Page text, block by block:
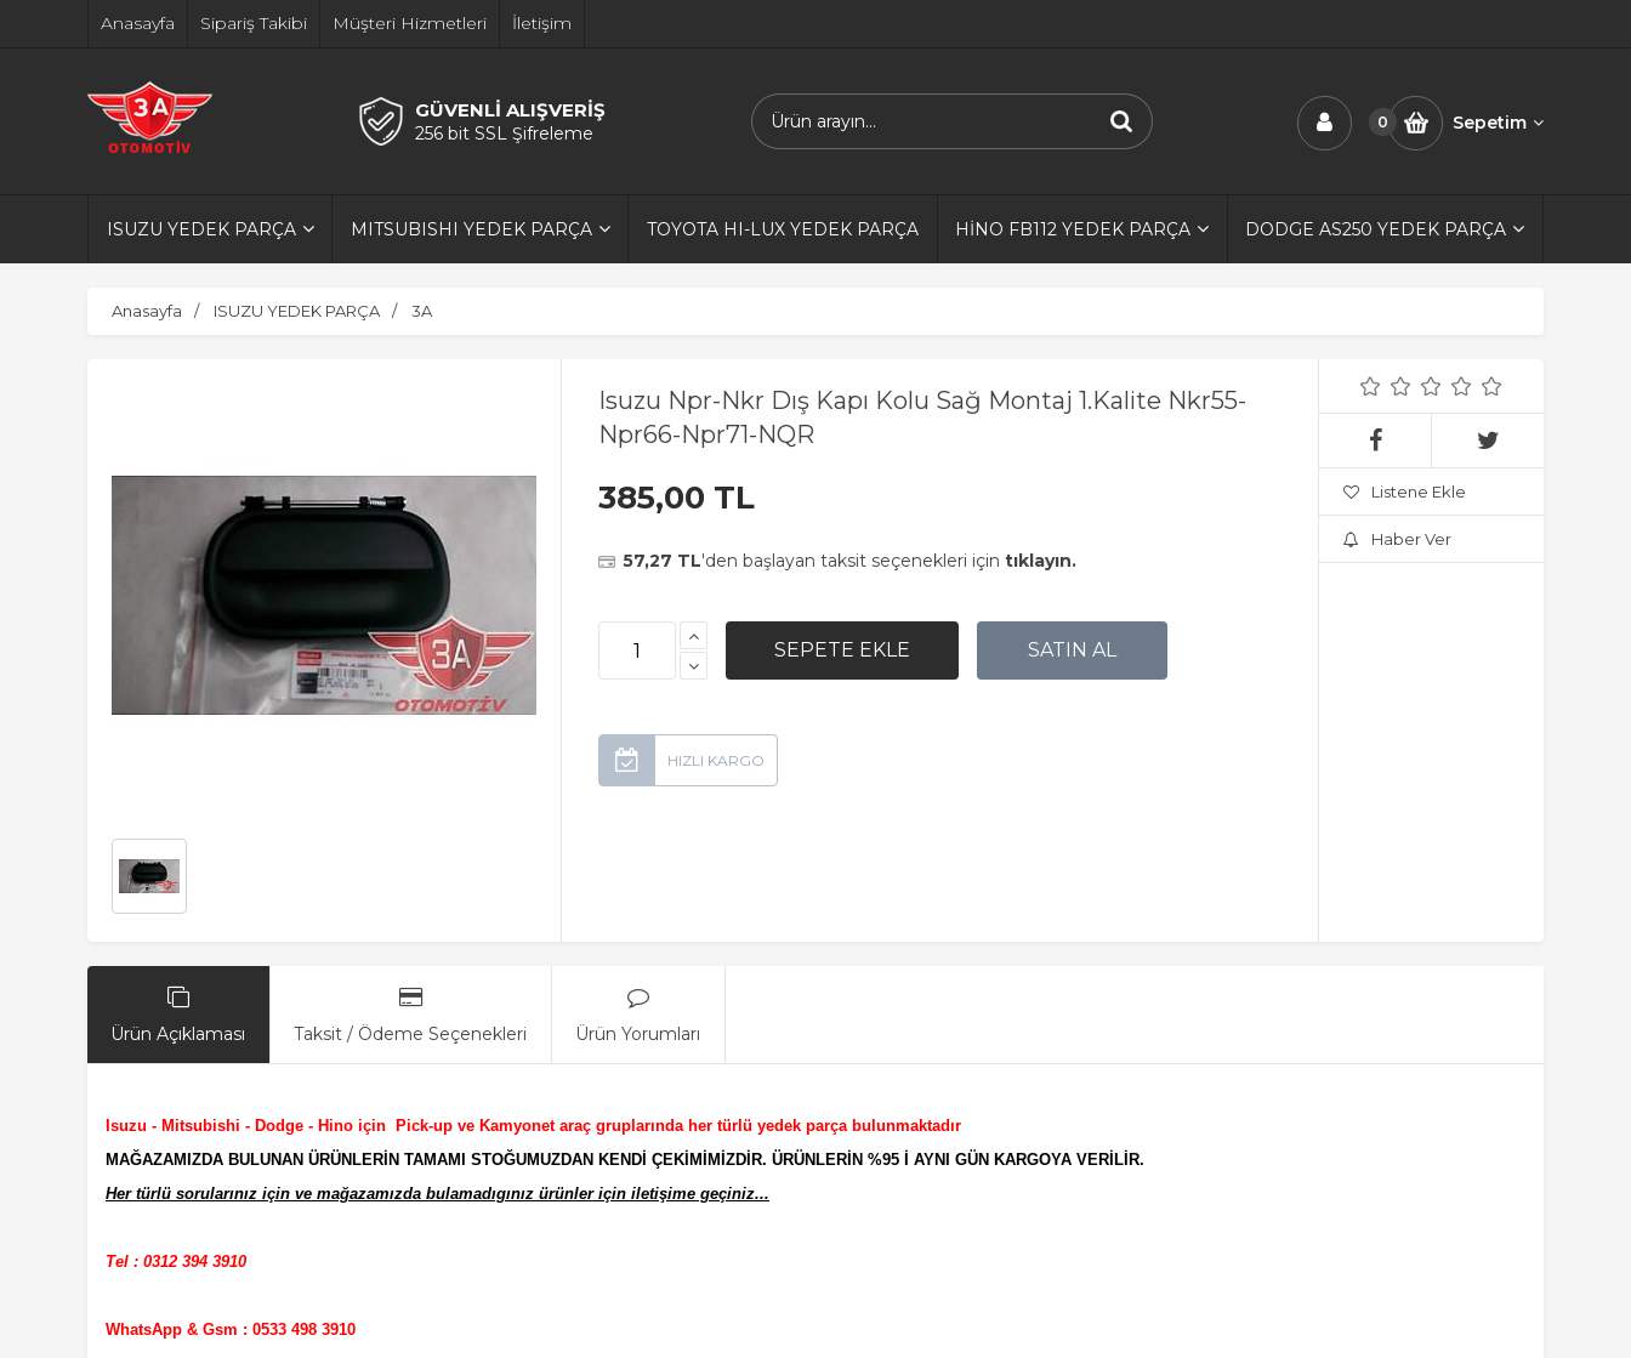
Anasayfa Sipariş Takibi Müşteri Hizmetleri İletişim
GÜVENLİ ALIŞVERİŞ
256 bit SSL Şifreleme
0 Sepetim
ISUZU YEDEK PARÇA MITSUBISHI YEDEK PARÇA TOYOTA HI-LUX YEDEK PARÇA HİNO FB112 YEDEK PARÇA DODGE AS250 YEDEK PARÇA
Anasayfa ISUZU YEDEK PARÇA 3A
Isuzu Npr-Nkr Dış Kapı Kolu Sağ Montaj 1.Kalite Nkr55-
Npr66-Npr71-NQR
385,00 TL
57,27 TL'den başlayan taksit seçenekleri için tıklayın.
Listene Ekle
Haber Ver
Ürün Açıklaması Taksit / Ödeme Seçenekleri Ürün Yorumları
Isuzu - Mitsubishi - Dodge - Hino için Pick-up ve Kamyonet araç gruplarında her türlü yedek parça bulunmaktadır
MAĞAZAMIZDA BULUNAN ÜRÜNLERİN TAMAMI STOĞUMUZDAN KENDİ ÇEKİMİMİZDİR. ÜRÜNLERİN %95 İ AYNI GÜN KARGOYA VERİLİR.
Her türlü sorularınız için ve mağazamızda bulamadıgınız ürünler için iletişime geçiniz...
Tel : 0312 394 3910
WhatsApp & Gsm : 0533 498 3910